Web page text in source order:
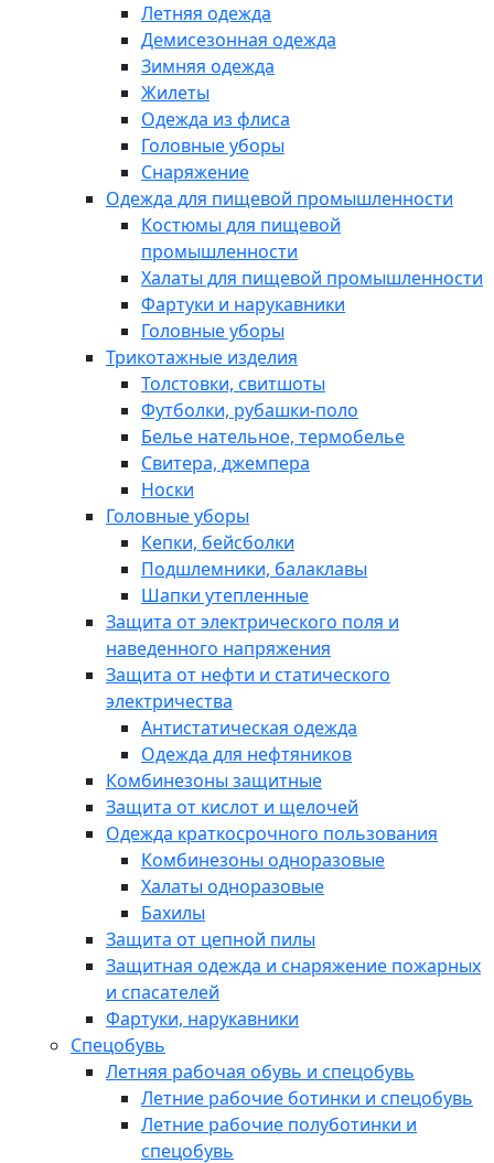
Летняя одежда
Демисезонная одежда
Зимняя одежда
Жилеты
Одежда из флиса
Головные уборы
Снаряжение
Одежда для пищевой промышленности
Костюмы для пищевой
промышленности
Халаты для пищевой промышленности
Фартуки и нарукавники
Головные уборы
Трикотажные изделия
Толстовки, свитшоты
Футболки, рубашки-поло
Белье нательное, термобелье
Свитера, джемпера
Носки
Головные уборы
Кепки, бейсболки
Подшлемники, балаклавы
Шапки утепленные
Защита от электрического поля и
наведенного напряжения
Защита от нефти и статического
электричества
Антистатическая одежда
Одежда для нефтяников
Комбинезоны защитные
Защита от кислот и щелочей
Одежда краткосрочного пользования
Комбинезоны одноразовые
Халаты одноразовые
Бахилы
Защита от цепной пилы
Защитная одежда и снаряжение пожарных
и спасателей
Фартуки, нарукавники
Спецобувь
Летняя рабочая обувь и спецобувь
Летние рабочие ботинки и спецобувь
Летние рабочие полуботинки и
спецобувь